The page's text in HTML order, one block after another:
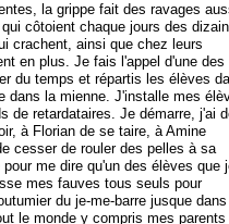
la grippe fait des ravages
côtoient chaque jours des
crachent, ainsi que chez leurs
en plus. Je fais l'appel d'une des
du temps et répartis les élèves
dans la mienne. J'installe mes
de retardataires. Je démarre, j'ai
à Florian de se taire, à Amine
cesser de rouler des pelles à sa
me dire qu'un des élèves que
mes fauves tous seuls pour
du je-me-barre jusque
le monde y compris mes parents